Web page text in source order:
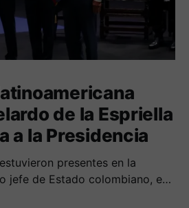
de la Espriella
a la Presidencia
presentes en la
jefe de Estado colombiano, en